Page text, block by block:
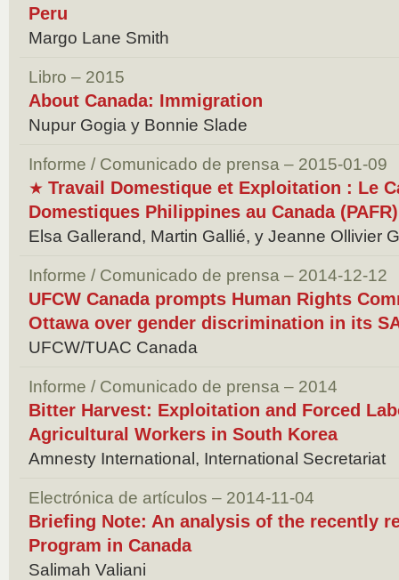
Peru
Margo Lane Smith
Libro – 2015
About Canada: Immigration
Nupur Gogia y Bonnie Slade
Informe / Comunicado de prensa – 2015-01-09
★ Travail Domestique et Exploitation : Le
Domestiques Philippines au Canada (PAFR)
Elsa Gallerand, Martin Gallié, y Jeanne Ollivier
Informe / Comunicado de prensa – 2014-12-12
UFCW Canada prompts Human Rights
Ottawa over gender discrimination in its
UFCW/TUAC Canada
Informe / Comunicado de prensa – 2014
Bitter Harvest: Exploitation and Forced
Agricultural Workers in South Korea
Amnesty International, International Secretariat
Electrónica de artículos – 2014-11-04
Briefing Note: An analysis of the recently
Program in Canada
Salimah Valiani